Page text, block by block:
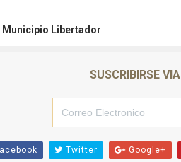
Municipio Libertador
SUSCRIBIRSE
Twitter Google+